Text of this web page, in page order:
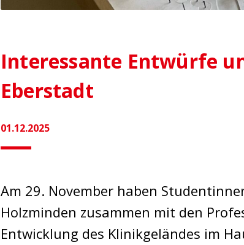
Interessante Entwürfe
Eberstadt
01.12.2025
Am 29. November haben
Holzminden zusammen mit den
Entwicklung des Klinikgeländes im